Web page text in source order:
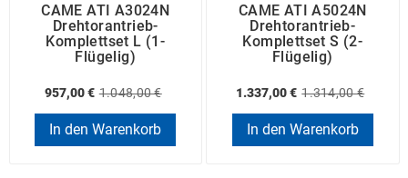
CAME ATI A3024N
Drehtorantrieb-
Komplettset L (1-
Flügelig)
957,00 € 1.048,00 €
In den Warenkorb
CAME ATI A5024N
Drehtorantrieb-
Komplettset S (2-
Flügelig)
1.337,00 € 1.314,00 €
In den Warenkorb